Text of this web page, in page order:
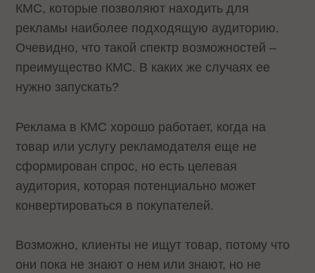
КМС, которые позволяют находить для
рекламы наиболее подходящую аудиторию.
Очевидно, что такой спектр возможностей –
преимущество КМС. В каких же случаях ее
нужно запускать?
Реклама в КМС хорошо работает, когда на
товар или услугу рекламодателя еще не
сформирован спрос, но есть целевая
аудитория, которая потенциально может
конвертироваться в покупателей.
Возможно, клиенты не ищут товар, потому что
они пока не знают о нем или знают, но не